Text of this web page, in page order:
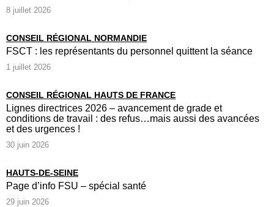
8 juillet 2026
CONSEIL RÉGIONAL NORMANDIE
FSCT : les représentants du personnel quittent la séance
1 juillet 2026
CONSEIL RÉGIONAL HAUTS DE FRANCE
Lignes directrices 2026 – avancement de grade et
conditions de travail : des refus…mais aussi des avancées
et des urgences !
30 juin 2026
HAUTS-DE-SEINE
Page d’info FSU – spécial santé
29 juin 2026